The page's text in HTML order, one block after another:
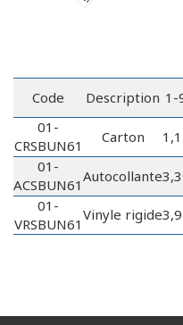
Code Description 1-
01-
CRSBUN61
Carton
01-
ACSBUN61 Autocollante
01-
VRSBUN61
Vinyle rigide